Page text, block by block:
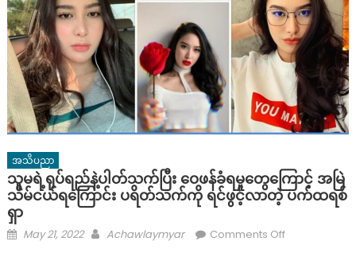
အသိပညာ
သူမရဲ့ရုပ်ရည်နဲ့ပါတ်သက်ပြီး ဝေဖန်ခံရမှုတွေကြောင့် အမြဲ
သိမ်ငယ်ရကြောင်း ပရိတ်သက်ကို ရင်ဖွင့်လာတဲ့ ပက်ထရစ်
ရှာ
Posted
May 21, 2022 Author
Achawlaymyar Comments Offon